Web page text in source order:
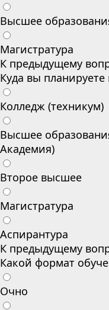
Высшее
Магистратура
К предыдущему
Куда вы планируете
Колледж (техникум)
Высшее
Академия)
Второе высшее
Магистратура
Аспирантура
К предыдущему
Какой формат
Очно